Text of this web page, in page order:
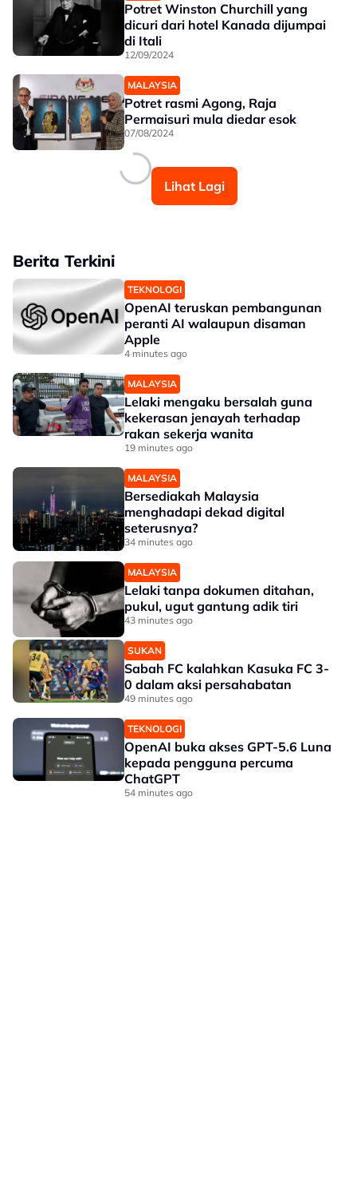
Potret Winston Churchill yang
dicuri dari hotel Kanada dijumpai
di Itali
12/09/2024
MALAYSIA
Potret rasmi Agong, Raja
Permaisuri mula diedar esok
07/08/2024
Lihat Lagi
Berita Terkini
TEKNOLOGI
OpenAI teruskan pembangunan
peranti AI walaupun disaman
Apple
4 minutes ago
MALAYSIA
Lelaki mengaku bersalah guna
kekerasan jenayah terhadap
rakan sekerja wanita
19 minutes ago
MALAYSIA
Bersediakah Malaysia
menghadapi dekad digital
seterusnya?
34 minutes ago
MALAYSIA
Lelaki tanpa dokumen ditahan,
pukul, ugut gantung adik tiri
43 minutes ago
SUKAN
Sabah FC kalahkan Kasuka FC 3-
0 dalam aksi persahabatan
49 minutes ago
TEKNOLOGI
OpenAI buka akses GPT-5.6 Luna
kepada pengguna percuma
ChatGPT
54 minutes ago